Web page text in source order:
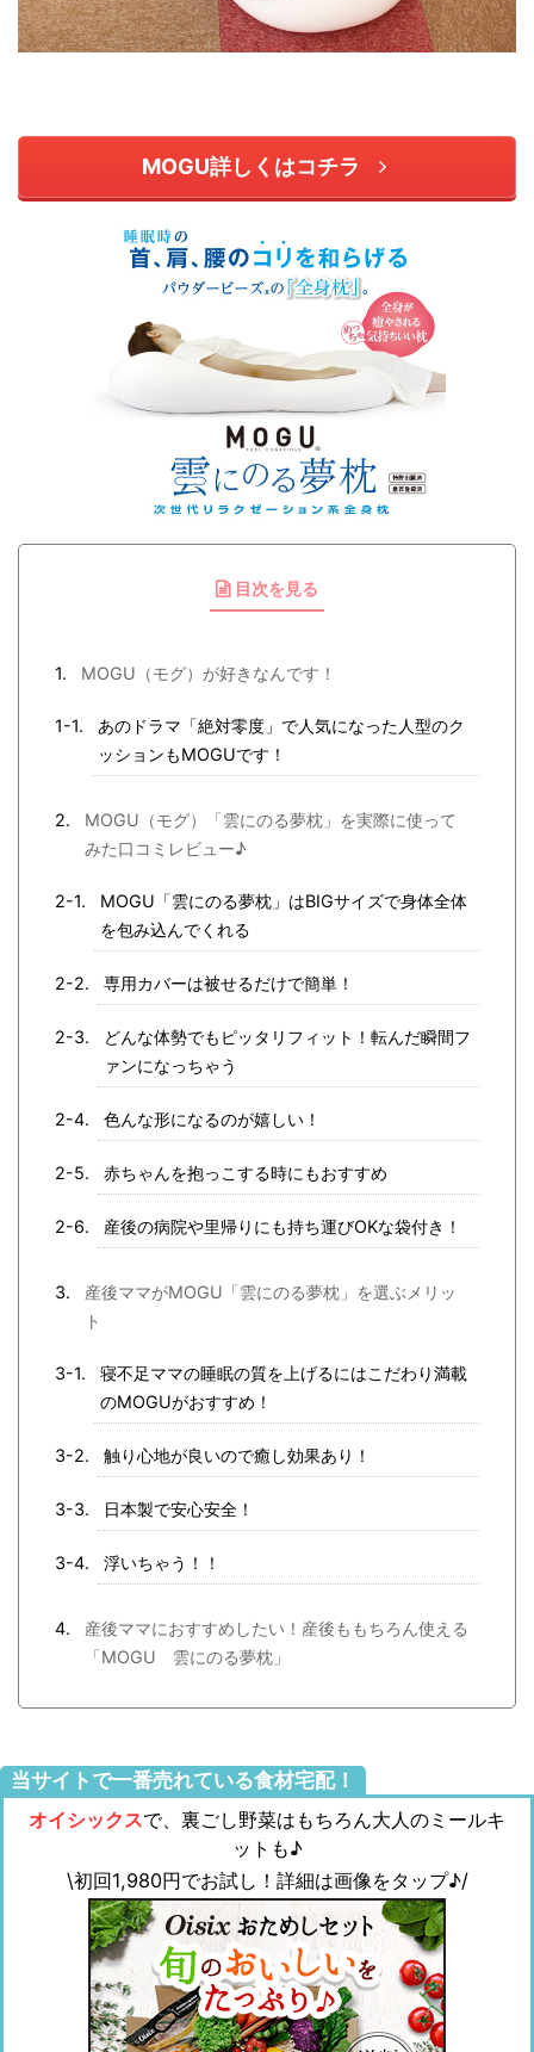
MOGU詳しくはコチラ
目次を見る
MOGU（モグ）が好きなんです！
あのドラマ「絶対零度」で人気になった人型のク
ッションもMOGUです！
MOGU（モグ）「雲にのる夢枕」を実際に使って
みた口コミレビュー♪
MOGU「雲にのる夢枕」はBIGサイズで身体全体
を包み込んでくれる
専用カバーは被せるだけで簡単！
どんな体勢でもピッタリフィット！転んだ瞬間フ
ァンになっちゃう
色んな形になるのが嬉しい！
赤ちゃんを抱っこする時にもおすすめ
産後の病院や里帰りにも持ち運びOKな袋付き！
産後ママがMOGU「雲にのる夢枕」を選ぶメリッ
ト
寝不足ママの睡眠の質を上げるにはこだわり満載
のMOGUがおすすめ！
触り心地が良いので癒し効果あり！
日本製で安心安全！
浮いちゃう！！
産後ママにおすすめしたい！産後ももちろん使える
「MOGU 雲にのる夢枕」
当サイトで一番売れている食材宅配！
オイシックスで、裏ごし野菜はもちろん大人のミールキ
ットも♪
\初回1,980円でお試し！詳細は画像をタップ♪/